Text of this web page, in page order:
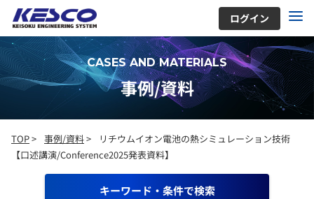
ログイン
CASES AND MATERIALS
事例/資料
TOP> 事例/資料>
リチウムイオン電池の熱シミュレーション技術
【口述講演/Conference2025発表資料】
キーワード・条件で検索